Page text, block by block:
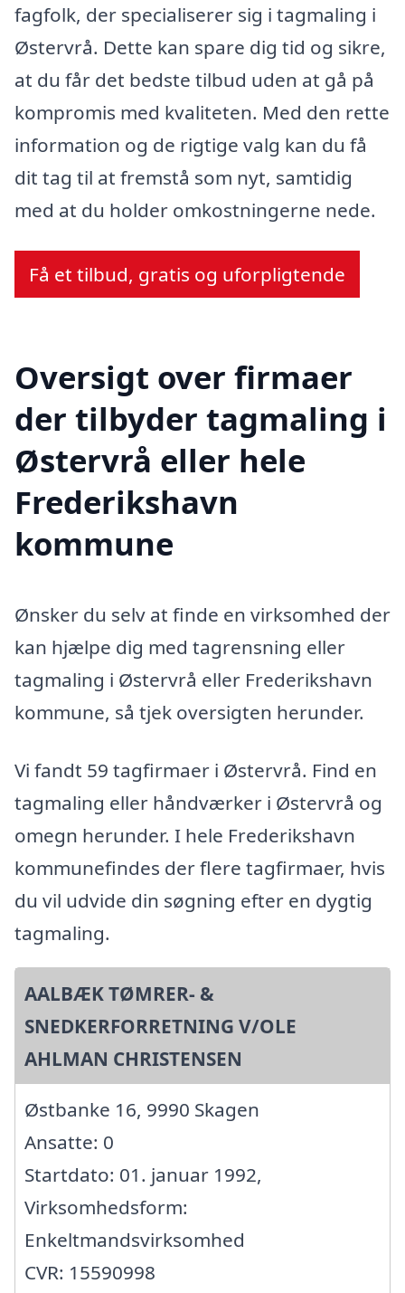
fagfolk, der specialiserer sig i tagmaling i
Østervrå. Dette kan spare dig tid og sikre,
at du får det bedste tilbud uden at gå på
kompromis med kvaliteten. Med den rette
information og de rigtige valg kan du få
dit tag til at fremstå som nyt, samtidig
med at du holder omkostningerne nede.
Få et tilbud, gratis og uforpligtende
Oversigt over firmaer
der tilbyder tagmaling i
Østervrå eller hele
Frederikshavn
kommune
Ønsker du selv at finde en virksomhed der
kan hjælpe dig med tagrensning eller
tagmaling i Østervrå eller Frederikshavn
kommune, så tjek oversigten herunder.
Vi fandt 59 tagfirmaer i Østervrå. Find en
tagmaling eller håndværker i Østervrå og
omegn herunder. I hele Frederikshavn
kommunefindes der flere tagfirmaer, hvis
du vil udvide din søgning efter en dygtig
tagmaling.
AALBÆK TØMRER- &
SNEDKERFORRETNING V/OLE
AHLMAN CHRISTENSEN
Østbanke 16, 9990 Skagen
Ansatte: 0
Startdato: 01. januar 1992,
Virksomhedsform:
Enkeltmandsvirksomhed
CVR: 15590998